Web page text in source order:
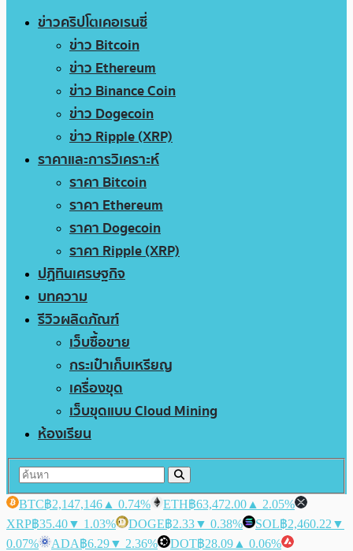
ข่าวคริปโตเคอเรนซี่
ข่าว Bitcoin
ข่าว Ethereum
ข่าว Binance Coin
ข่าว Dogecoin
ข่าว Ripple (XRP)
ราคาและการวิเคราะห์
ราคา Bitcoin
ราคา Ethereum
ราคา Dogecoin
ราคา Ripple (XRP)
ปฏิทินเศรษฐกิจ
บทความ
รีวิวผลิตภัณฑ์
เว็บซื้อขาย
กระเป๋าเก็บเหรียญ
เครื่องขุด
เว็บขุดแบบ Cloud Mining
ห้องเรียน
BTC฿2,147,146 ▲ 0.74% ETH฿63,472.00 ▲ 2.05%
XRP฿35.40▼ 1.03% DOGE฿2.33▼ 0.38% SOL฿2,460.22 ▼
0.07%
ADA฿6.29▼ 2.36% DOT฿28.09 ▲ 0.06%